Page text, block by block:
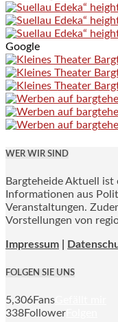
Google
WER WIR SIND
Bargteheide Aktuell
Informationen aus
Veranstaltungen.
Vorstellungen von
Impressum
FOLGEN SIE UNS
5,306Fans
338Follower